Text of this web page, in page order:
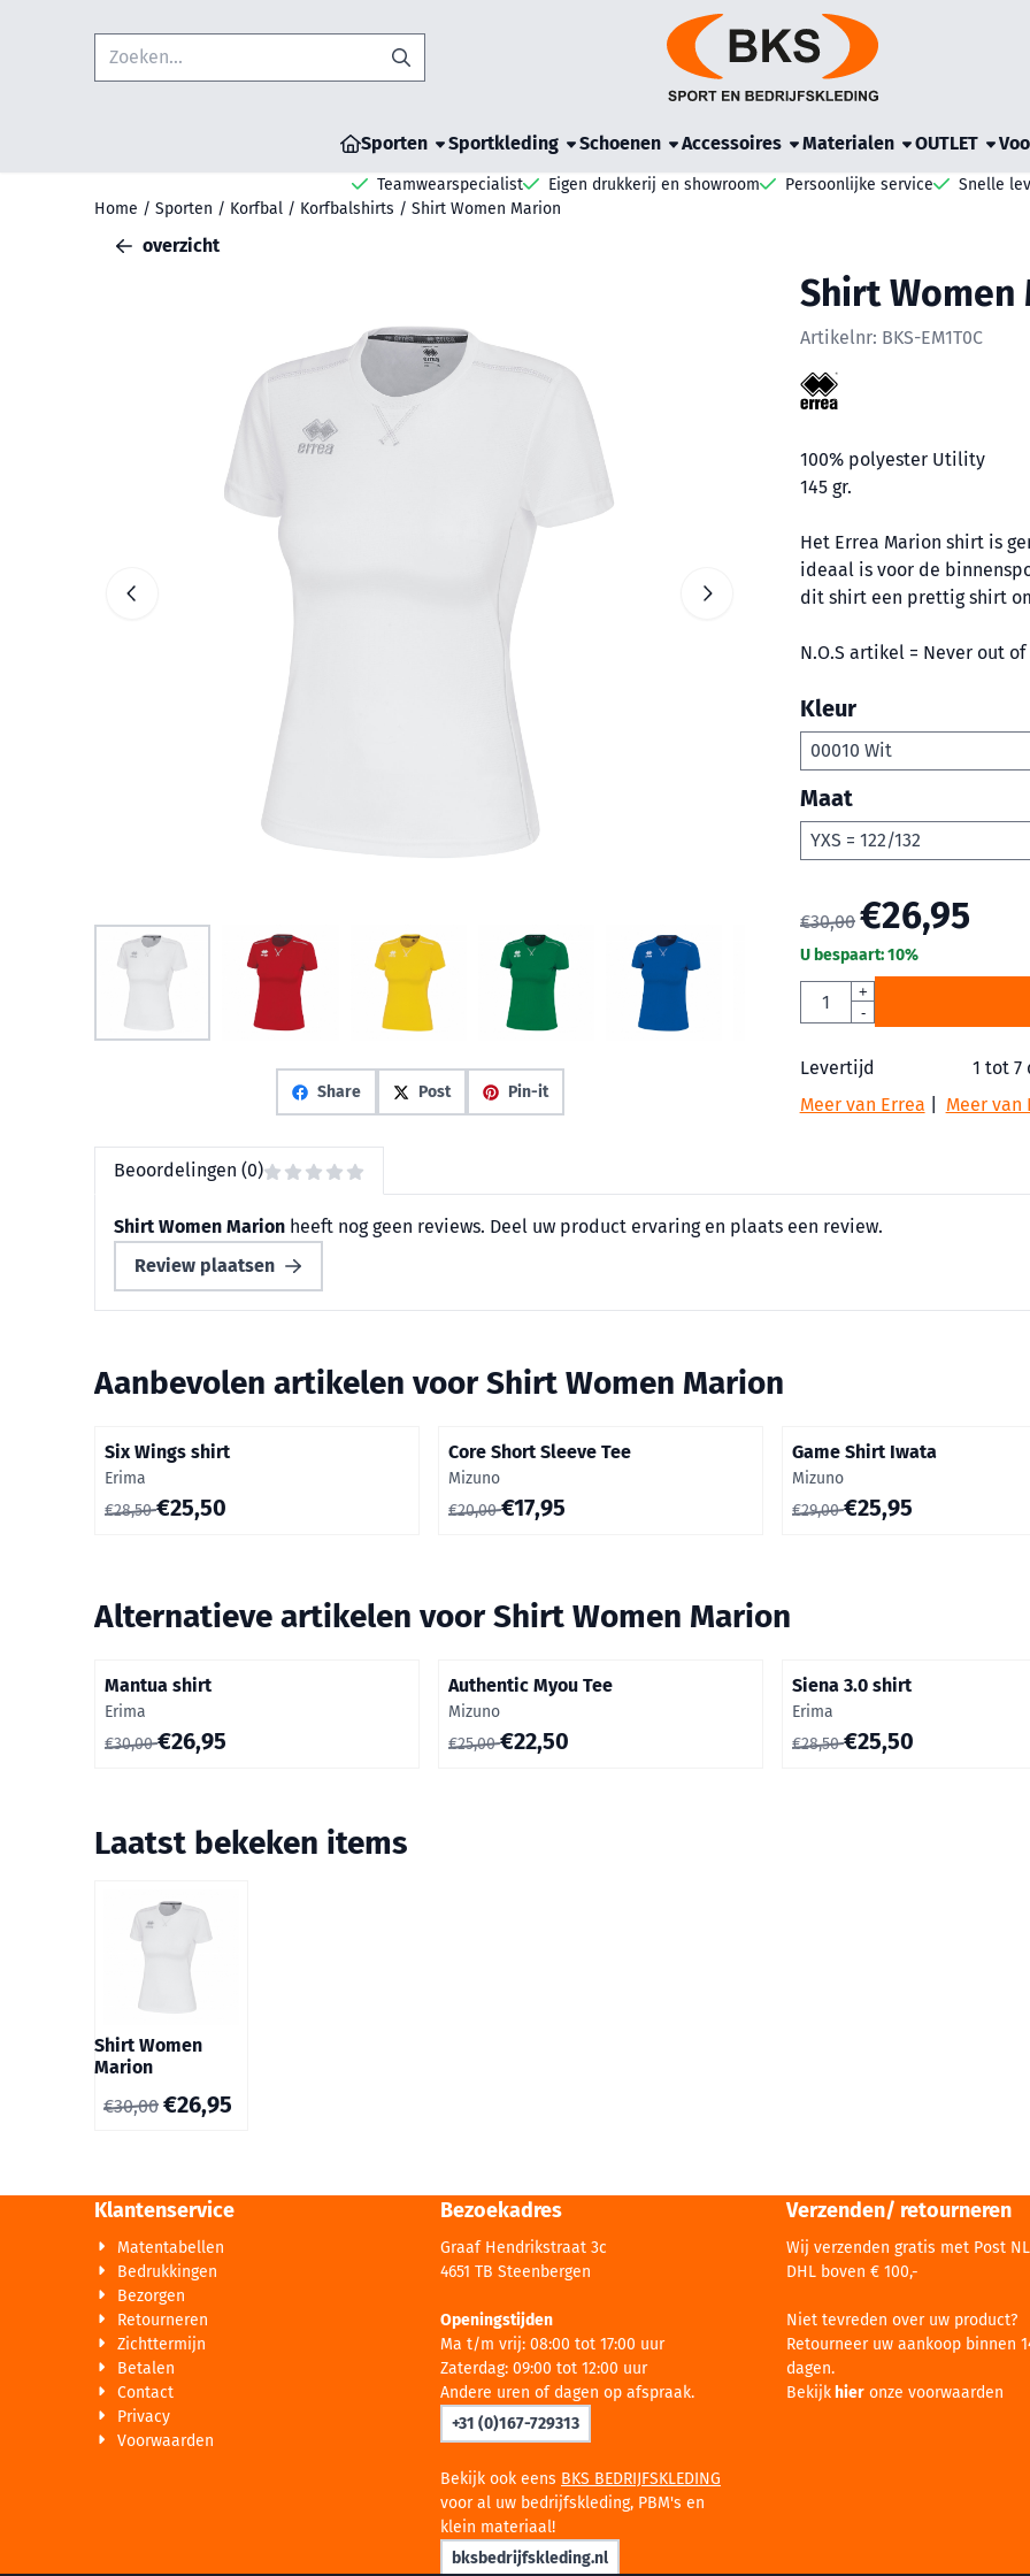
Zoeken
Sporten Sportkleding Schoenen Accessoires Materialen OUTLET
Teamwearspecialist Eigen drukkerij en showroom Persoonlijke service Snelle
Home / Sporten / Korfbal / Korfbalshirts / Shirt Women Marion
overzicht
Share Post Pin-it
Shirt Women
Artikelnr: BKS-EM1T0C
100% polyester Utility
145 gr.
Het Errea Marion shirt is
ideaal is voor de
dit shirt een prettig shirt
N.O.S artikel = Never out of
Kleur
Maat
€30,00 €26,95
U bespaart:10%
Aantal
+
-
Levertijd
1 tot 7
Meer van Errea
Meer van
Beoordelingen (0)
Shirt Women Marion heeft nog geen reviews. Deel uw product ervaring en plaats een review.
Review plaatsen
Aanbevolen artikelen voorShirt Women Marion
Six Wings shirt
Merk:
Erima
Van 28,50 voor 25,50
€28,50€25,50
Core Short Sleeve Tee
Merk:
Mizuno
Van 20,00 voor 17,95
€20,00€17,95
Game Shirt Iwata
Merk:
Mizuno
Van 29,00 voor 25,95
€29,00€25,95
Alternatieve artikelen voorShirt Women Marion
Mantua shirt
Merk:
Erima
Van 30,00 voor 26,95
€30,00€26,95
Authentic Myou Tee
Merk:
Mizuno
Van 25,00 voor 22,50
€25,00€22,50
Siena 3.0 shirt
Merk:
Erima
Van 28,50 voor 25,50
€28,50€25,50
Laatst bekeken items
Shirt Women
Marion
€30,00 €26,95
Klantenservice
Matentabellen
Bedrukkingen
Bezorgen
Retourneren
Zichttermijn
Betalen
Contact
Privacy
Voorwaarden
Bezoekadres
Graaf Hendrikstraat 3c
4651 TB Steenbergen
Openingstijden
Ma t/m vrij: 08:00 tot 17:00 uur
Zaterdag: 09:00 tot 12:00 uur
Andere uren of dagen op afspraak.
+31 (0)167-729313
Bekijk ook eens BKS BEDRIJFSKLEDING
voor al uw bedrijfskleding, PBM's en
klein materiaal!
bksbedrijfskleding.nl
Verzenden/ retourneren
Wij verzenden gratis met Post
DHL boven € 100,-
Niet tevreden over uw product?
Retourneer uw aankoop binnen
dagen.
Bekijk hieronze voorwaarden